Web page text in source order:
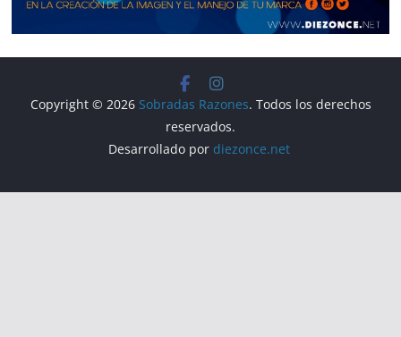
Copyright © 2026 Sobradas Razones. Todos los derechos
reservados.
Desarrollado por diezonce.net